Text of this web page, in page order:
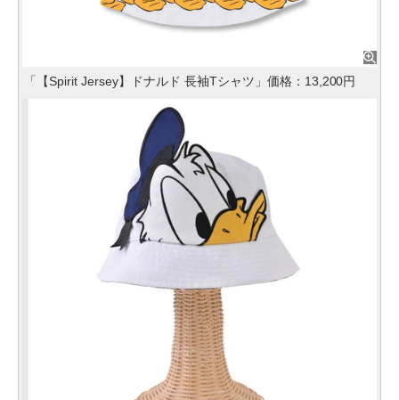
「【Spirit Jersey】ドナルド 長袖Tシャツ」価格：13,200円